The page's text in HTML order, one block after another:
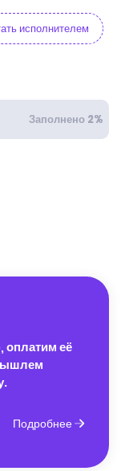
исполнителем
Заполнено 2%
оплатим её
Подробнее